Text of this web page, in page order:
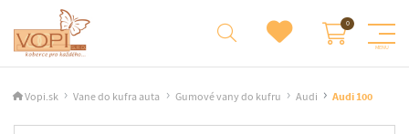
Vopi.sk Vane do kufra auta Gumové vany do kufru Audi Audi 100